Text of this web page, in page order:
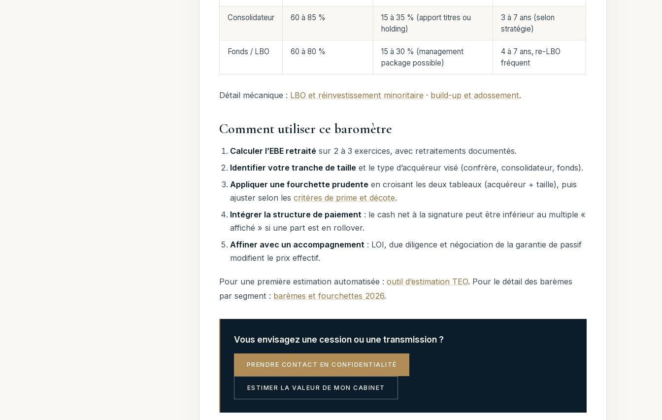
Consolidateur 60 à 85 %
15 à 35 % (apport titres ou
holding)
3 à 7 ans (selon
stratégie)
Fonds / LBO 60 à 80 %
15 à 30 % (management
package possible)
4 à 7 ans, re-LBO
fréquent
Détail mécanique : LBO et réinvestissement minoritaire · build-up et adossement.
Comment utiliser ce baromètre
Calculer l’EBE retraitésur 2 à 3 exercices, avec retraitements documentés.
Identifier votre tranche de tailleet le type d’acquéreur visé (confrère, consolidateur, fonds).
Appliquer une fourchette prudenteen croisant les deux tableaux (acquéreur + taille), puis
ajuster selon les critères de prime et décote.
Intégrer la structure de paiement: le cash net à la signature peut être inférieur au multiple «
affiché » si une part est en rollover.
Affiner avec un accompagnement: LOI, due diligence et négociation de la garantie de passif
modifient le prix effectif.
Pour une première estimation automatisée :outil d’estimation TEO. Pour le détail des barèmes
par segment : barèmes et fourchettes 2026.
Vous envisagez une cession ou une transmission ?
PRENDRE CONTACT EN CONFIDENTIALITÉ
ESTIMER LA VALEUR DE MON CABINET